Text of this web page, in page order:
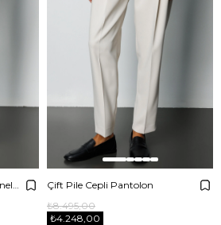
Çift Pile Cepli Pantolon
₺4.248,00
₺8.495,00